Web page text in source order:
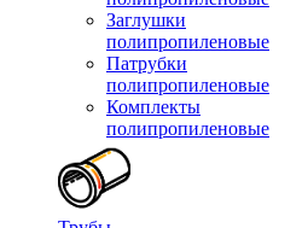
Заглушки
полипропиленовые
Патрубки
полипропиленовые
Комплекты
полипропиленовые